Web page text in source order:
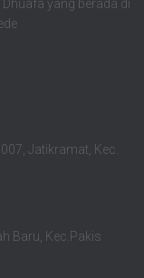
yang berada di
Jatikramat, Kec.
Baru, Kec.Pakis